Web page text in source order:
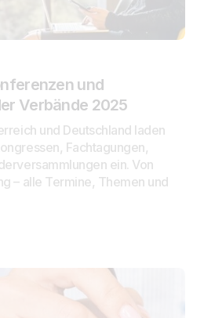
und
Verbände 2025
und Deutschland laden
Fachtagungen,
ein. Von
– alle Termine, Themen und